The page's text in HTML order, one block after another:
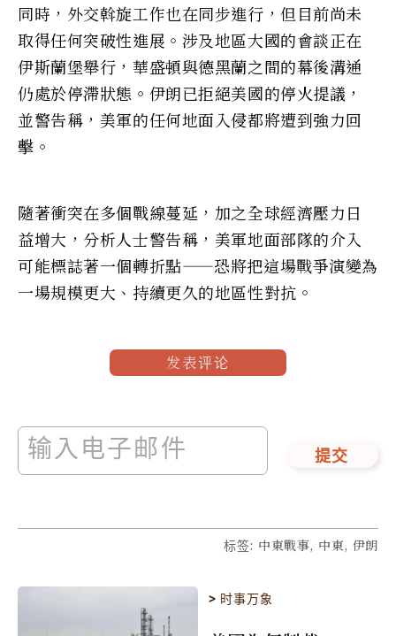
同時，外交斡旋工作也在同步進行，但目前尚未
取得任何突破性進展。涉及地區大國的會談正在
伊斯蘭堡舉行，華盛頓與德黑蘭之間的幕後溝通
仍處於停滯狀態。伊朗已拒絕美國的停火提議，
並警告稱，美軍的任何地面入侵都將遭到強力回
擊。
隨著衝突在多個戰線蔓延，加之全球經濟壓力日
益增大，分析人士警告稱，美軍地面部隊的介入
可能標誌著一個轉折點——恐將把這場戰爭演變為
一場規模更大、持續更久的地區性對抗。
发表评论
提交
标签: 中東戰事, 中東, 伊朗
> 时事万象